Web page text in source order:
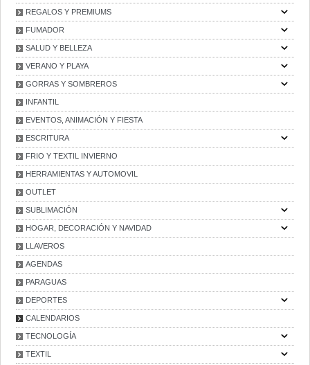
REGALOS Y PREMIUMS
FUMADOR
SALUD Y BELLEZA
VERANO Y PLAYA
GORRAS Y SOMBREROS
INFANTIL
EVENTOS, ANIMACIÓN Y FIESTA
ESCRITURA
FRIO Y TEXTIL INVIERNO
HERRAMIENTAS Y AUTOMOVIL
OUTLET
SUBLIMACIÓN
HOGAR, DECORACIÓN Y NAVIDAD
LLAVEROS
AGENDAS
PARAGUAS
DEPORTES
CALENDARIOS
TECNOLOGÍA
TEXTIL